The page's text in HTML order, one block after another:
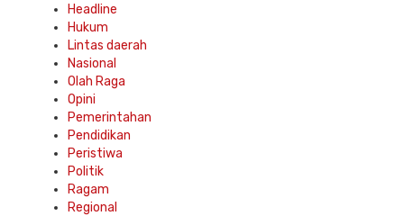
Headline
Hukum
Lintas daerah
Nasional
Olah Raga
Opini
Pemerintahan
Pendidikan
Peristiwa
Politik
Ragam
Regional